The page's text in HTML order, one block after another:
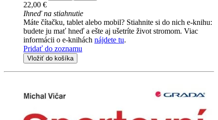
22,00 €
Ihneď na stiahnutie
Máte čítačku, tablet alebo mobil? Stiahnite si do nich e-knihu:
budete ju mať hneď a ešte aj ušetríte život stromom. Viac
informácii o e-knihách nájdete tu.
Pridať do zoznamu
Vložiť do košíka